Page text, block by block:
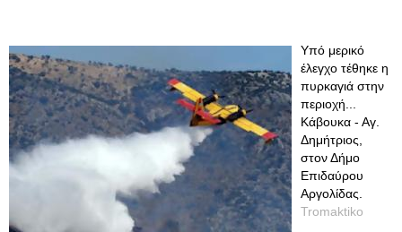
Υπό μερικό
έλεγχο τέθηκε η
πυρκαγιά στην
περιοχή...
Κάβουκα - Αγ.
Δημήτριος,
στον Δήμο
Επιδαύρου
Αργολίδας.
Tromaktiko